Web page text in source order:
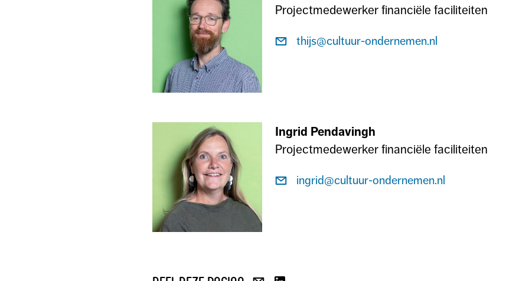
Projectmedewerker financiële faciliteiten
Stuur
Mullink
thijs@cultuur-ondernemen.nl
Ingrid Pendavingh
Projectmedewerker financiële faciliteiten
Stuuringrid@cultuur-ondernemen.nl